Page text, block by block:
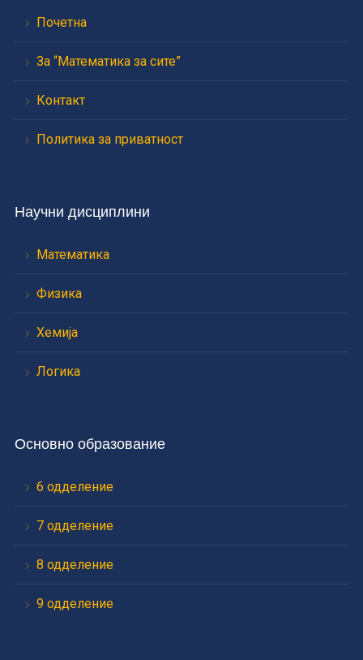
Почетна
За “Математика за сите”
Контакт
Политика за приватност
Научни дисциплини
Математика
Физика
Хемија
Логика
Основно образование
6 одделение
7 одделение
8 одделение
9 одделение